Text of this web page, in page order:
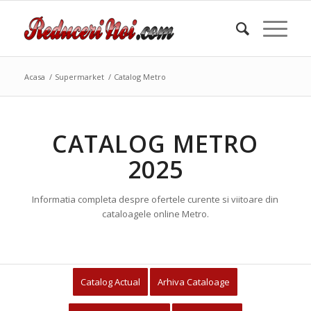
Acasa / Supermarket / Catalog Metro
CATALOG METRO
2025
Informatia completa despre ofertele curente si viitoare din
cataloagele online Metro.
Catalog Actual Arhiva Cataloage